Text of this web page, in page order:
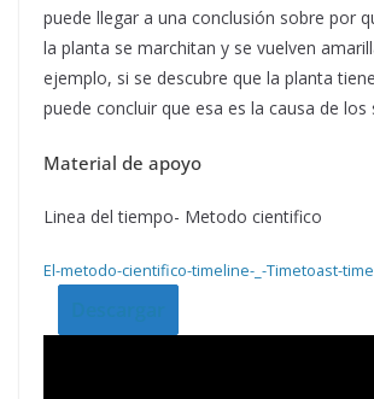
puede llegar a una conclusión sobre por
la planta se marchitan y se vuelven
ejemplo, si se descubre que la planta
puede concluir que esa es la causa de los
Material de apoyo
Linea del tiempo- Metodo cientifico
El-metodo-cientifico-timeline-_-Timetoast-